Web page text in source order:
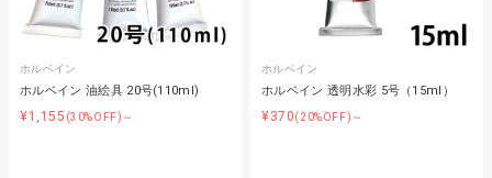
ホルベイン
ホルベイン 油絵具 20号(110ml)
¥1,155 (30%OFF)～
ホルベイン
ホルベイン 透明水彩 5号（15ml）
¥370(20%OFF)～